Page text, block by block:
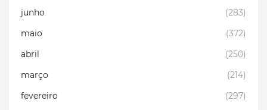
junho
(283)
maio
(372)
abril
(250)
março
(214)
fevereiro
(297)